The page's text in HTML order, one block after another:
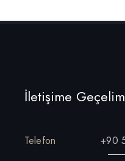
İletişime Geçelim
Telefon
+90